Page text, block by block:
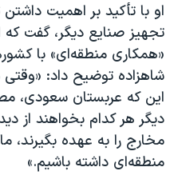
او با تأکید بر اهمیت
تجهیز صنایع دیگر، گفت که
«همکاری منطقه‌ای» با
شاهزاده توضیح داد:
این که عربستان سعودی،
دیگر هر کدام بخواهند از
مخارج را به عهده بگیرند،
منطقه‌ای داشته باشیم.»